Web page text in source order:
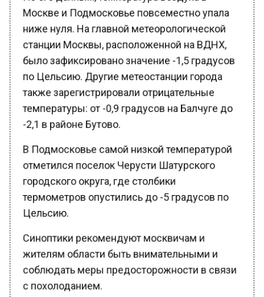
Москве и Подмосковье повсеместно упала
ниже нуля. На главной метеорологической
станции Москвы, расположенной на ВДНХ,
было зафиксировано значение -1,5 градусов
по Цельсию. Другие метеостанции города
также зарегистрировали отрицательные
температуры: от -0,9 градусов на Балчуге до
-2,1 в районе Бутово.
В Подмосковье самой низкой температурой
отметился поселок Черусти Шатурского
городского округа, где столбики
термометров опустились до -5 градусов по
Цельсию.
Синоптики рекомендуют москвичам и
жителям области быть внимательными и
соблюдать меры предосторожности в связи
с похолоданием.